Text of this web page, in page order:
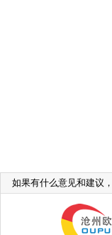
如果有什么意见和建议